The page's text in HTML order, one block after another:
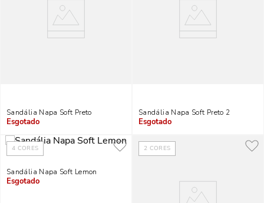
Sandália Napa Soft Preto
Indisponível
Sandália Napa Soft Preto 2
Indisponível
4 CORES
Sandália Napa Soft Lemon
Indisponível
2 CORES